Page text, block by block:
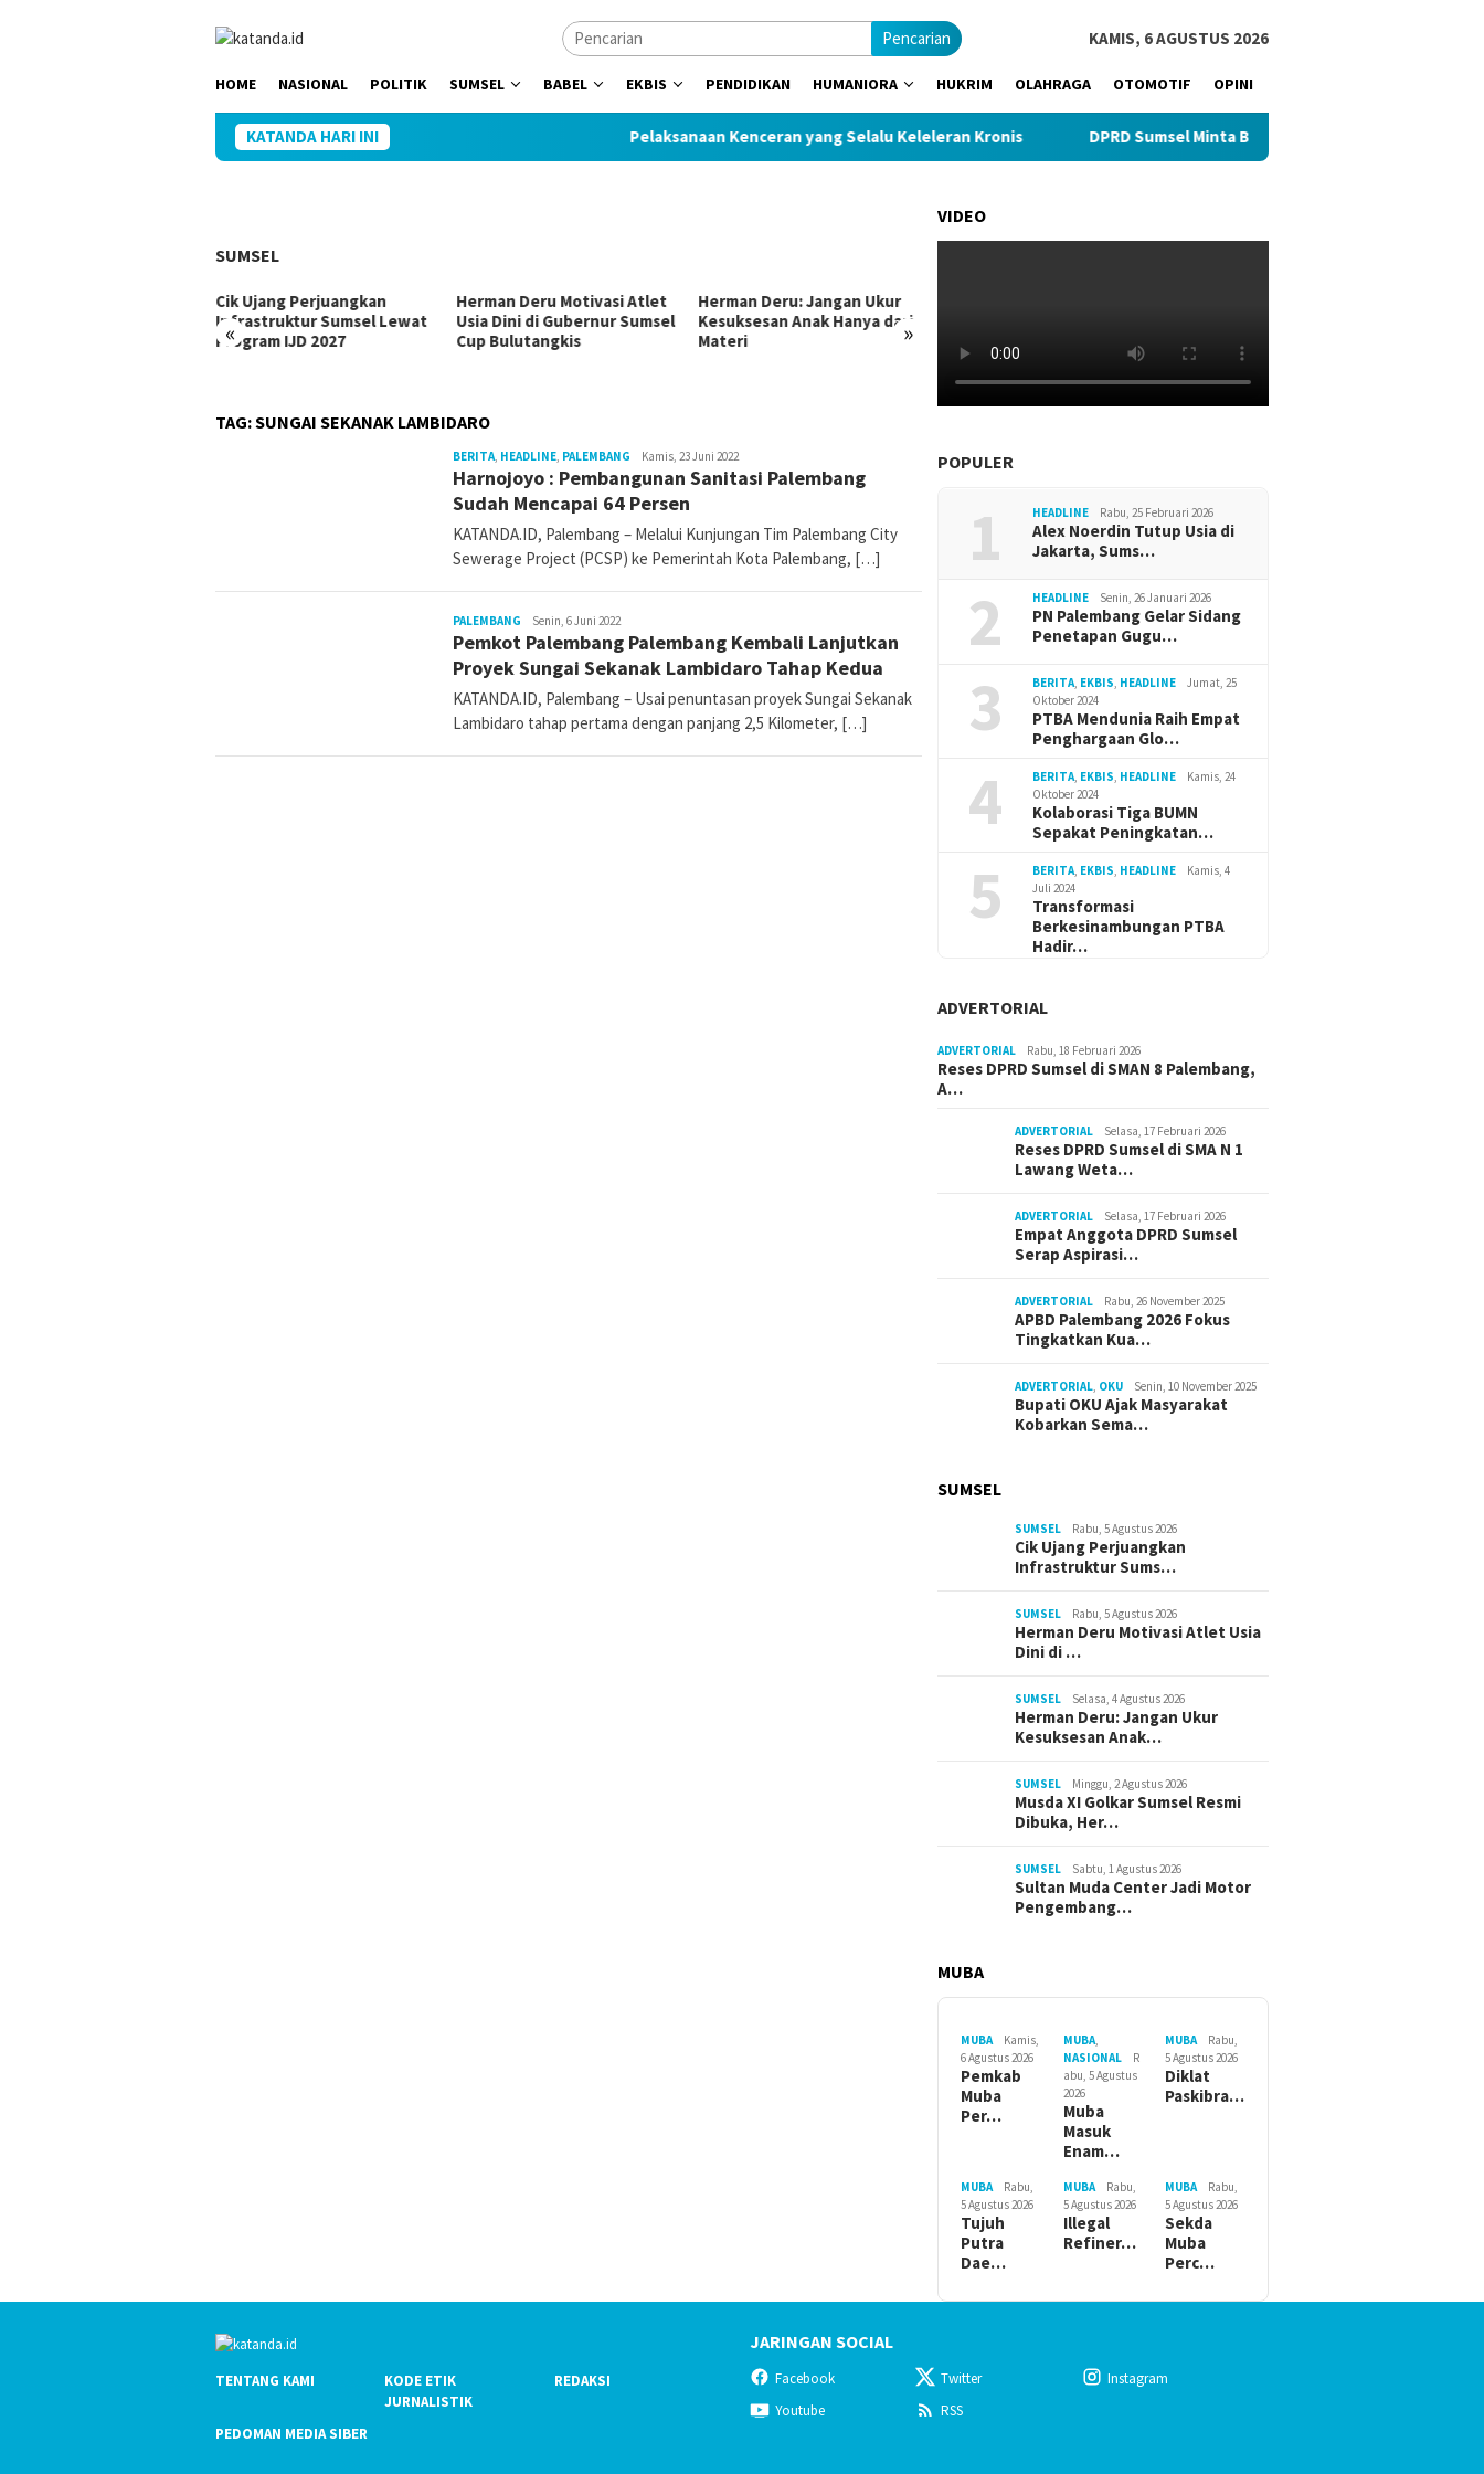
Pencarian KAMIS, 6 AGUSTUS 2026
HOME NASIONAL POLITIK SUMSEL BABEL EKBIS PENDIDIKAN HUMANIORA HUKRIM OLAHRAGA OTOMOTIF OPINI
KATANDA HARI INI Pelaksanaan Kenceran yang Selalu Keleleran Kronis DPRD Sumsel Minta BPKAD Jelaskan Konflik Kepemilikan
SUMSEL
« »
Infrastruktur Sumsel Lewat
Herman Deru Motivasi Atlet
Usia Dini di Gubernur Sumsel
Cup Bulutangkis
Herman Deru: Jangan Ukur
Kesuksesan Anak Hanya dari
Materi
Musda XI Golkar Sumsel
Resmi Dibuka, Herman Deru
Apresiasi Kebijakan Sumur
Kajian Tafsir Al-Qur’an BKOW
TAG:SUNGAI SEKANAK LAMBIDARO
BERITA, HEADLINE, PALEMBANG redaktur
Kamis, 23 Juni 2022
Harnojoyo : Pembangunan Sanitasi Palembang
Sudah Mencapai 64 Persen
KATANDA.ID, Palembang – Melalui Kunjungan Tim Palembang City
Sewerage Project (PCSP) ke Pemerintah Kota Palembang, […]
PALEMBANG katanda_admin
Senin, 6 Juni 2022
Pemkot Palembang Palembang Kembali Lanjutkan
Proyek Sungai Sekanak Lambidaro Tahap Kedua
KATANDA.ID, Palembang – Usai penuntasan proyek Sungai Sekanak
Lambidaro tahap pertama dengan panjang 2,5 Kilometer, […]
VIDEO
POPULER
1 HEADLINE Rabu, 25 Februari 2026
Alex Noerdin Tutup Usia di
Jakarta, Sums…
2 HEADLINE Senin, 26 Januari 2026
PN Palembang Gelar Sidang
Penetapan Gugu…
3 BERITA, EKBIS, HEADLINE
Jumat, 25
Oktober 2024
PTBA Mendunia Raih Empat
Penghargaan Glo…
4 BERITA, EKBIS, HEADLINE
Kamis, 24
Oktober 2024
Kolaborasi Tiga BUMN
Sepakat Peningkatan…
5 BERITA, EKBIS, HEADLINE
Kamis, 4
Juli 2024
Transformasi
Berkesinambungan PTBA
Hadir…
ADVERTORIAL
ADVERTORIAL Rabu, 18 Februari 2026
Reses DPRD Sumsel di SMAN 8 Palembang,
A…
ADVERTORIAL Selasa, 17 Februari 2026
Reses DPRD Sumsel di SMA N 1
Lawang Weta…
ADVERTORIAL Selasa, 17 Februari 2026
Empat Anggota DPRD Sumsel
Serap Aspirasi…
ADVERTORIAL Rabu, 26 November 2025
APBD Palembang 2026 Fokus
Tingkatkan Kua…
ADVERTORIAL, OKU Senin, 10 November 2025
Bupati OKU Ajak Masyarakat
Kobarkan Sema…
SUMSEL
SUMSEL Rabu, 5 Agustus 2026
Cik Ujang Perjuangkan
Infrastruktur Sums…
SUMSEL Rabu, 5 Agustus 2026
Herman Deru Motivasi Atlet Usia
Dini di …
SUMSEL Selasa, 4 Agustus 2026
Herman Deru: Jangan Ukur
Kesuksesan Anak…
SUMSEL Minggu, 2 Agustus 2026
Musda XI Golkar Sumsel Resmi
Dibuka, Her…
SUMSEL Sabtu, 1 Agustus 2026
Sultan Muda Center Jadi Motor
Pengembang…
MUBA
MUBA
Kamis,
6 Agustus 2026
Pemkab
Muba
Per…
MUBA,
NASIONAL
R
abu, 5 Agustus
2026
Muba
Masuk
Enam…
MUBA
Rabu,
5 Agustus 2026
Diklat
Paskibra…
MUBA
Rabu,
5 Agustus 2026
Tujuh
Putra
Dae…
MUBA
Rabu,
5 Agustus 2026
Illegal
Refiner…
MUBA
Rabu,
5 Agustus 2026
Sekda
Muba
Perc…
TENTANG KAMI
KODE ETIK
JURNALISTIK
REDAKSI
PEDOMAN MEDIA SIBER
JARINGAN SOCIAL
Facebook Twitter
Instagram
Youtube
RSS